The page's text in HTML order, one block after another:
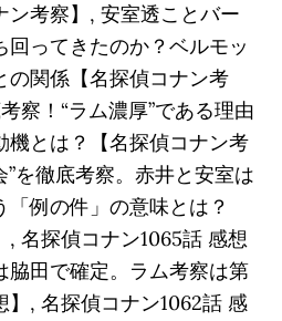
ン考察】, 安室透ことバー
ってきたのか？ベルモッ
の関係【名探偵コナン考
察！“ラム濃厚”である理由
機とは？【名探偵コナン考
を徹底考察。赤井と安室は
例の件」の意味とは？
, 名探偵コナン1065話 感想
脇田で確定。ラム考察は第
】, 名探偵コナン1062話 感